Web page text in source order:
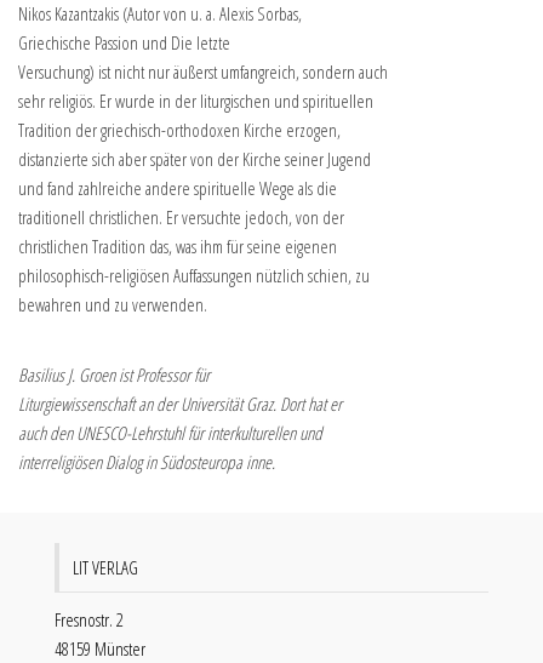
Nikos Kazantzakis (Autor von u. a. Alexis Sorbas,
Griechische Passion und Die letzte
Versuchung) ist nicht nur äußerst umfangreich, sondern auch
sehr religiös. Er wurde in der liturgischen und spirituellen
Tradition der griechisch-orthodoxen Kirche erzogen,
distanzierte sich aber später von der Kirche seiner Jugend
und fand zahlreiche andere spirituelle Wege als die
traditionell christlichen. Er versuchte jedoch, von der
christlichen Tradition das, was ihm für seine eigenen
philosophisch-religiösen Auffassungen nützlich schien, zu
bewahren und zu verwenden.
Basilius J. Groen ist Professor für
Liturgiewissenschaft an der Universität Graz. Dort hat er
auch den UNESCO-Lehrstuhl für interkulturellen und
interreligiösen Dialog in Südosteuropa inne.
LIT VERLAG
Fresnostr. 2
48159 Münster